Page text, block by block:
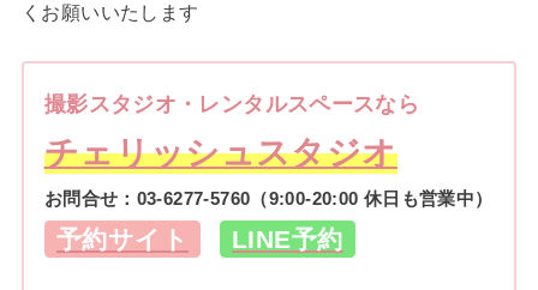
くお願いいたします
撮影スタジオ・レンタルスペースなら
チェリッシュスタジオ
お問合せ： 03-6277-5760 （9:00-20:00 休日も営業中）
予約サイト LINE予約